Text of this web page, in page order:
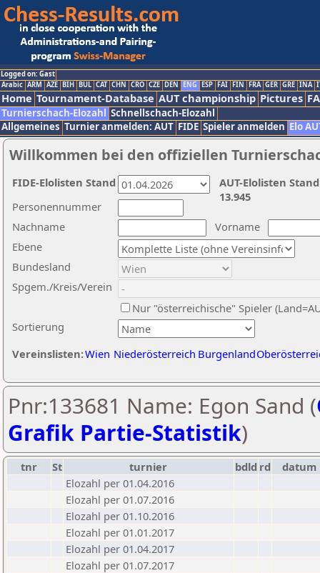
Logged on: Gast
Arabic ARM AZE BIH BUL CAT CHN CRO CZE DEN ENG ESP FAI FIN FRA GER GRE INA
Home Tournament-Database AUT championship Pictures
Turnierschach-Elozahl Schnellschach-Elozahl
Allgemeines Turnier anmelden: AUT FIDE Spieler anmelden Elo
Willkommen bei den offiziellen
Nachname
Vorname
Ebene
Sortierung
Personennummer
Bundesland
Spgem./Kreis/Verein
Nur "österreichische" Spieler
Vereinslisten:Wien Niederösterreich Burgenland
AUT-Elolisten
13.945
FIDE-Elolisten Stand
Pnr:133681 Name: Egon Sand (
Grafik Partie-Statistik)
tnr St turnier bdld rd
datum
Elozahl per 01.04.2016
Elozahl per 01.07.2016
Elozahl per 01.10.2016
Elozahl per 01.01.2017
Elozahl per 01.04.2017
Elozahl per 01.07.2017